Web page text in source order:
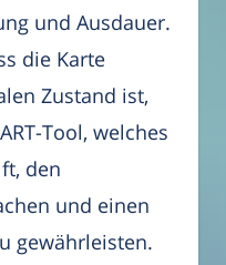
und Ausdauer.
die Karte
Zustand ist,
Tool, welches
den
und einen
gewährleisten.